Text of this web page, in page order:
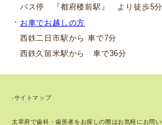
バス停 『都府楼前駅』 より徒歩5分
・ お車でお越しの方
西鉄二日市駅から 車で7分
西鉄久留米駅から 車で36分
-サイトマップ
太宰府で歯科・歯医者をお探しの際はお気軽にお問